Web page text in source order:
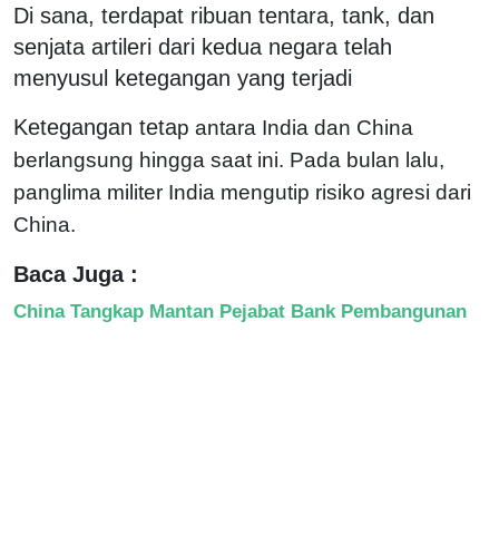
Di sana, terdapat ribuan tentara, tank, dan
senjata artileri dari kedua negara telah
menyusul ketegangan yang terjadi
Ketegangan tetap antara India dan China
berlangsung hingga saat ini. Pada bulan lalu,
panglima militer India mengutip risiko agresi dari
China.
Baca Juga :
China Tangkap Mantan Pejabat Bank Pembangunan